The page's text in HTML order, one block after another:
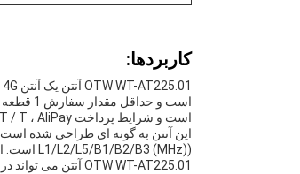
کاربردها:
است و شرایط پرداخت T / T ، AliPay و PayPal است. ظرفیت عرضه این آنتن 10000 عدد / روز است.
((MHz) L1/L2/L5/B1/B2/B3 است. اندازه آنتن 60*28mm است.
OTW WT-AT225.01 آنتن می تواند در موقعیت ها و سناریوهای مختلف استفاده شود، از جمله اما محدود به: